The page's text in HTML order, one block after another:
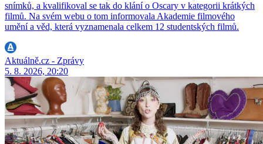
snímků, a kvalifikoval se tak do klání o Oscary v kategorii krátkých
filmů. Na svém webu o tom informovala Akademie filmového
umění a věd, která vyznamenala celkem 12 studentských filmů.
Aktuálně.cz - Zprávy
5. 8. 2026, 20:20